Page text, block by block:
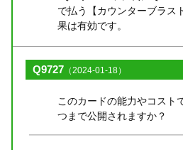
で払う【カウンターブラス
果は有効です。
Q9727 （2024-01-18）
このカードの能力やコスト
つまで公開されますか？